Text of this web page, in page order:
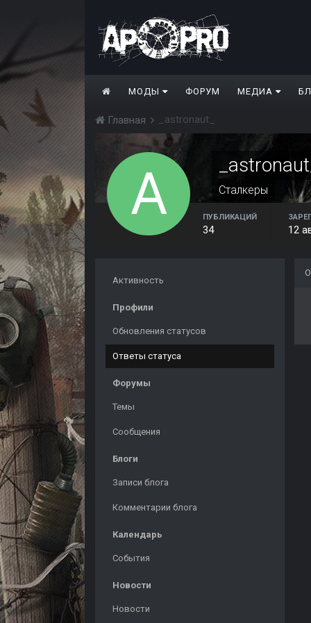
МОДЫ ФОРУМ МЕДИА
Главная _astronaut_
Сталкеры
ПУБЛИКАЦИЙ
34 12
Активность
Профили
Обновления статусов
Ответы статуса
Форумы
Темы
Сообщения
Блоги
Записи блога
Комментарии блога
Календарь
События
Новости
Новости